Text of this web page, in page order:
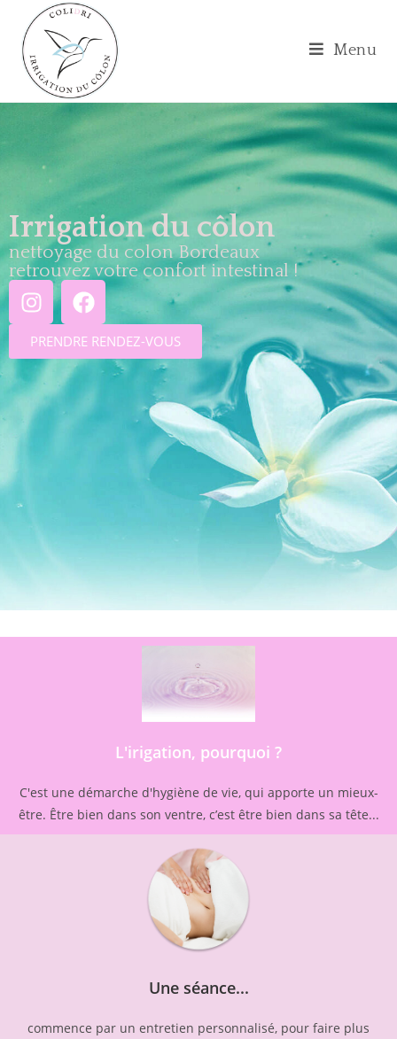
Menu
Irrigation du côlon
nettoyage du colon Bordeaux
retrouvez votre confort intestinal !
PRENDRE RENDEZ-VOUS
L'irigation, pourquoi ?
C'est une démarche d'hygiène de vie, qui apporte un mieux-
être. Être bien dans son ventre, c’est être bien dans sa tête...
Une séance...
commence par un entretien personnalisé, pour faire plus